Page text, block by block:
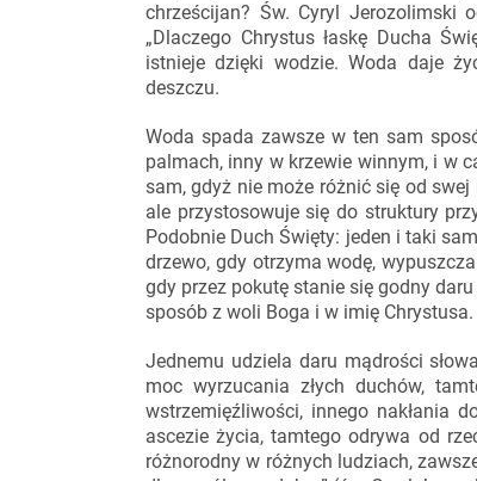
chrześcijan? Św. Cyryl Jerozolimski
„Dlaczego Chrystus łaskę Ducha
istnieje dzięki wodzie. Woda daje
deszczu.
Woda spada zawsze w ten sam
palmach, inny w krzewie winnym, i w
sam, gdyż nie może różnić się od
ale przystosowuje się do struktury
Podobnie Duch Święty: jeden i taki
drzewo, gdy otrzyma wodę,
gdy przez pokutę stanie się godny
sposób z woli Boga i w imię Chrystusa.
Jednemu udziela daru mądrości
moc wyrzucania złych duchów,
wstrzemięźliwości, innego nakłania
ascezie życia, tamtego odrywa od
różnorodny w różnych ludziach,